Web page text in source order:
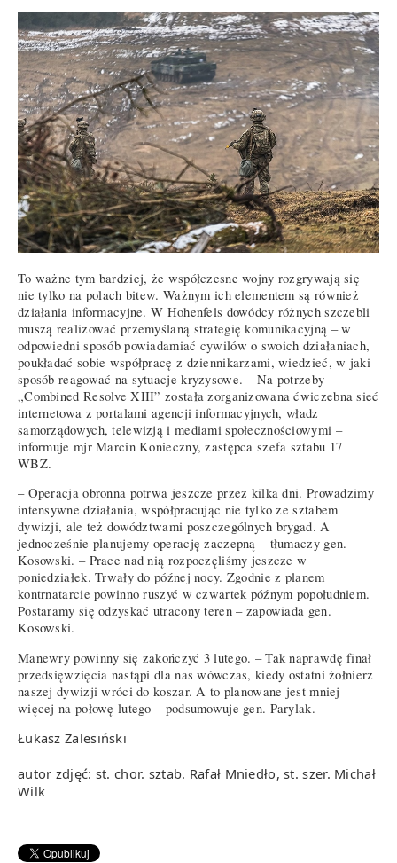
To ważne tym bardziej, że współczesne wojny rozgrywają się
nie tylko na polach bitew. Ważnym ich elementem są również
działania informacyjne. W Hohenfels dowódcy różnych szczebli
muszą realizować przemyślaną strategię komunikacyjną – w
odpowiedni sposób powiadamiać cywilów o swoich działaniach,
poukładać sobie współpracę z dziennikarzami, wiedzieć, w jaki
sposób reagować na sytuacje kryzysowe. – Na potrzeby
„Combined Resolve XIII” została zorganizowana ćwiczebna sieć
internetowa z portalami agencji informacyjnych, władz
samorządowych, telewizją i mediami społecznościowymi –
informuje mjr Marcin Konieczny, zastępca szefa sztabu 17
WBZ.
– Operacja obronna potrwa jeszcze przez kilka dni. Prowadzimy
intensywne działania, współpracując nie tylko ze sztabem
dywizji, ale też dowództwami poszczególnych brygad. A
jednocześnie planujemy operację zaczepną – tłumaczy gen.
Kosowski. – Prace nad nią rozpoczęliśmy jeszcze w
poniedziałek. Trwały do późnej nocy. Zgodnie z planem
kontrnatarcie powinno ruszyć w czwartek późnym popołudniem.
Postaramy się odzyskać utracony teren – zapowiada gen.
Kosowski.
Manewry powinny się zakończyć 3 lutego. – Tak naprawdę finał
przedsięwzięcia nastąpi dla nas wówczas, kiedy ostatni żołnierz
naszej dywizji wróci do koszar. A to planowane jest mniej
więcej na połowę lutego – podsumowuje gen. Parylak.
Łukasz Zalesiński
autor zdjęć: st. chor. sztab. Rafał Mniedło, st. szer. Michał
Wilk